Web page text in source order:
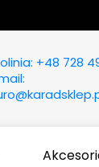
+48 728